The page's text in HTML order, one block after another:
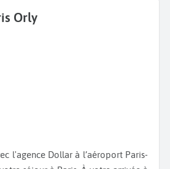
Orly
l'agence Dollar à l’aéroport Paris-